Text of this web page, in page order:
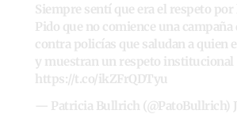
Siempre sentí que era el respeto
Pido que no comience una campaña
contra policías que saludan a quien
y muestran un respeto institucional
https://t.co/ikZFrQDTyu
— Patricia Bullrich (@PatoBullrich)